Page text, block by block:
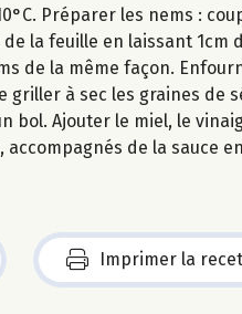
Préparer les nems :
de la feuille en laissant
de la même façon.
griller à sec les graines de
bol. Ajouter le miel, le
accompagnés de la sauce
Imprimer la